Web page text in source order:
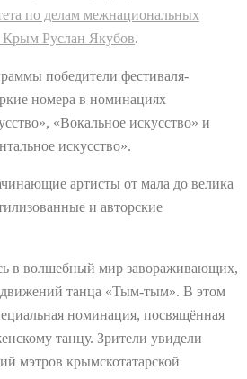
по делам межнациональных
Руслан Якубов.
победители фестиваля-
номера в номинациях
«Вокальное искусство» и
искусство».
артисты от мала до велика
и авторские
в волшебный мир завораживающих,
танца «Тым-тым». В этом
номинация, посвящённая
танцу. Зрители увидели
мэтров крымскотатарской